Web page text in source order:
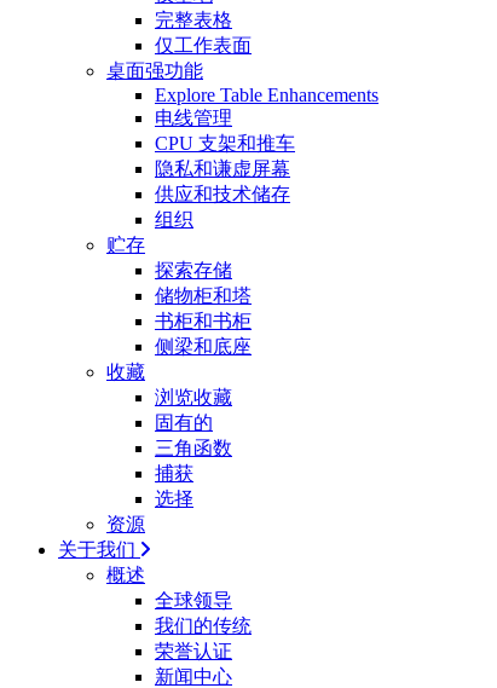
完整表格
仅工作表面
桌面强功能
Explore Table Enhancements
电线管理
CPU 支架和推车
隐私和谦虚屏幕
供应和技术储存
组织
贮存
探索存储
储物柜和塔
书柜和书柜
侧梁和底座
收藏
浏览收藏
固有的
三角函数
捕获
选择
资源
关于我们
概述
全球领导
我们的传统
荣誉认证
新闻中心